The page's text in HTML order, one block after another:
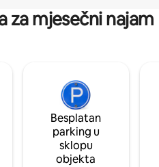
za mjesečni najam
Besplatan
parking u
sklopu
objekta